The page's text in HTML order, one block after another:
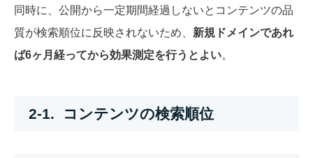
同時に、公開から一定期間経過しないとコンテンツの品
質が検索順位に反映されないため、 新規ドメインであれ
ば6ヶ月経ってから効果測定を行うとよい。
2-1. コンテンツの検索順位